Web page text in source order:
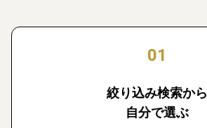
01
絞り込み検索から
自分で選ぶ